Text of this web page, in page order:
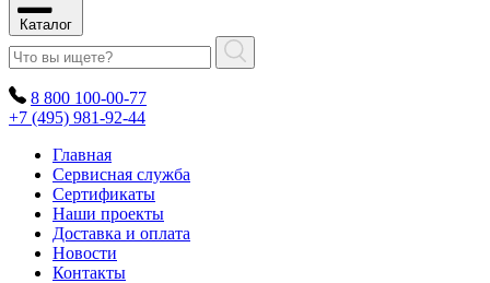
Каталог
8 800 100-00-77
+7 (495) 981-92-44
Главная
Сервисная служба
Сертификаты
Наши проекты
Доставка и оплата
Новости
Контакты